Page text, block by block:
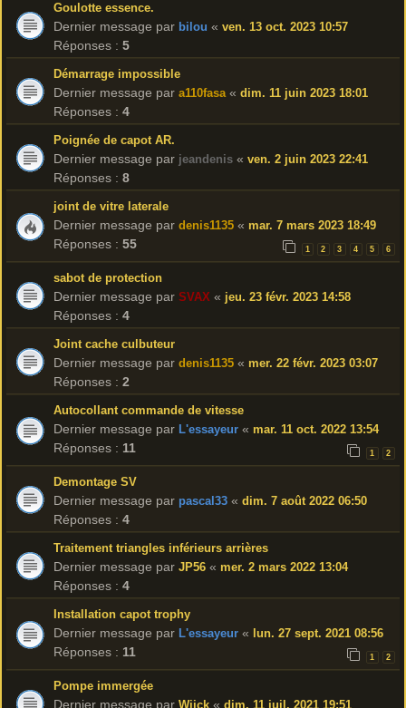
Goulotte essence.
Dernier message par bilou « ven. 13 oct. 2023 10:57
Réponses : 5
Démarrage impossible
Dernier message par a110fasa « dim. 11 juin 2023 18:01
Réponses : 4
Poignée de capot AR.
Dernier message par jeandenis « ven. 2 juin 2023 22:41
Réponses : 8
joint de vitre laterale
Dernier message par denis1135 « mar. 7 mars 2023 18:49
Réponses : 55 1 2 3 4 5 6
sabot de protection
Dernier message par SVAX « jeu. 23 févr. 2023 14:58
Réponses : 4
Joint cache culbuteur
Dernier message par denis1135 « mer. 22 févr. 2023 03:07
Réponses : 2
Autocollant commande de vitesse
Dernier message par L'essayeur « mar. 11 oct. 2022 13:54
Réponses : 11 1 2
Demontage SV
Dernier message par pascal33 « dim. 7 août 2022 06:50
Réponses : 4
Traitement triangles inférieurs arrières
Dernier message par JP56 « mer. 2 mars 2022 13:04
Réponses : 4
Installation capot trophy
Dernier message par L'essayeur « lun. 27 sept. 2021 08:56
Réponses : 11 1 2
Pompe immergée
Dernier message par Wijck « dim. 11 juil. 2021 19:51